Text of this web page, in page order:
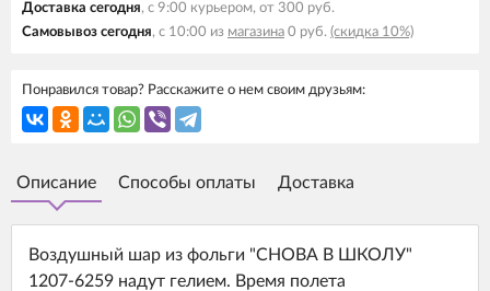
Доставка сегодня, с 9:00 курьером, от 300 руб.
Самовывоз сегодня, с 10:00 из магазина 0 руб. (скидка 10%)
Понравился товар? Расскажите о нем своим друзьям:
Описание Способы оплаты Доставка
Воздушный шар из фольги "СНОВА В ШКОЛУ"
1207-6259 надут гелием. Время полета